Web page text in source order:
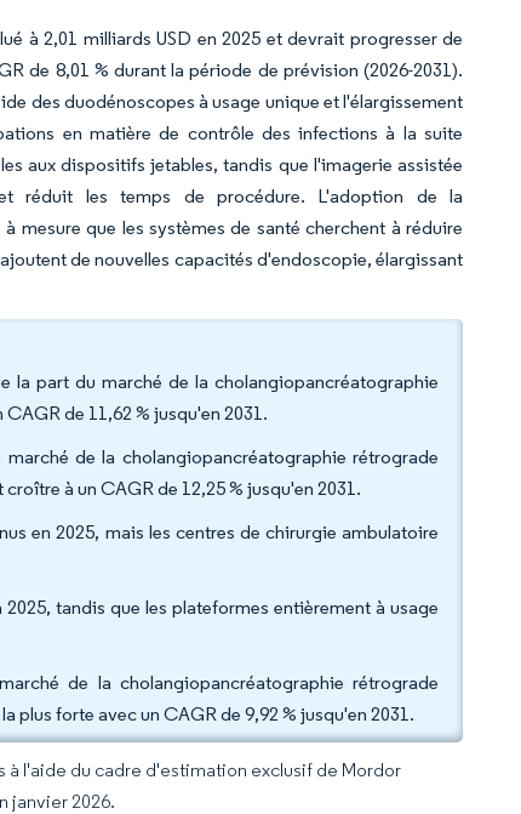
à 2,01 milliards USD en 2025 et devrait progresser de
de 8,01 % durant la période de prévision (2026-2031).
des duodénoscopes à usage unique et l'élargissement
en matière de contrôle des infections à la suite
aux dispositifs jetables, tandis que l'imagerie assistée
réduit les temps de procédure. L'adoption de la
mesure que les systèmes de santé cherchent à réduire
de nouvelles capacités d'endoscopie, élargissant
la part du marché de la cholangiopancréatographie
de 11,62 % jusqu'en 2031.
de la cholangiopancréatographie rétrograde
à un CAGR de 12,25 % jusqu'en 2031.
en 2025, mais les centres de chirurgie ambulatoire
tandis que les plateformes entièrement à usage
de la cholangiopancréatographie rétrograde
plus forte avec un CAGR de 9,92 % jusqu'en 2031.
à l'aide du cadre d'estimation exclusif de Mordor
janvier 2026.